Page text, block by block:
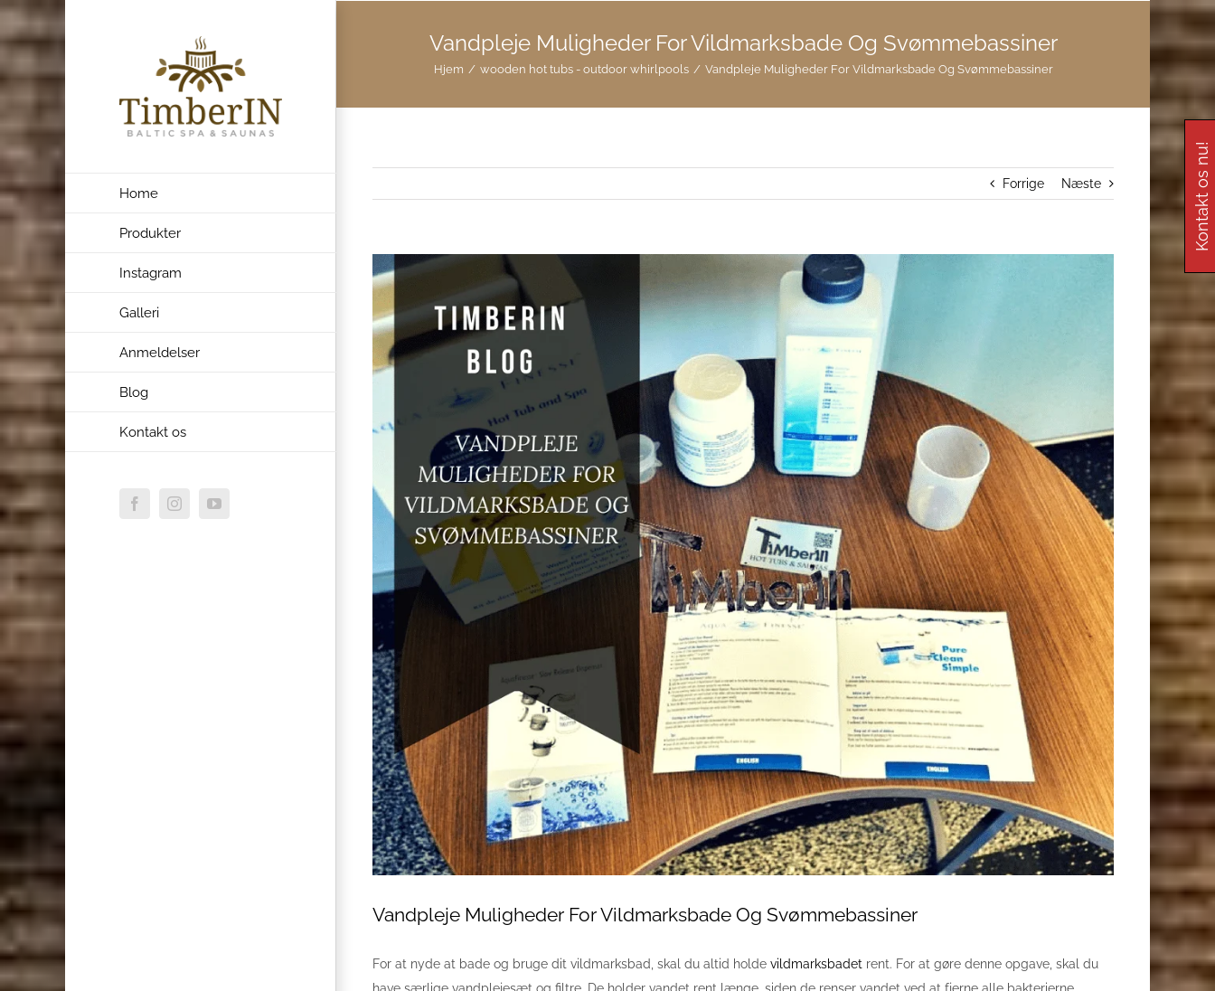
Skip
to
Home
Produkter
Instagram
Galleri
Anmeldelser
Blog
Kontakt os
FacebookInstagramYouTube
Vandpleje Muligheder For Vildmarksbade Og Svømmebassiner
Hjem / wooden hot tubs - outdoor whirlpools / Vandpleje Muligheder For Vildmarksbade Og Svømmebassiner
Forrige Næste
større
billede
Vandpleje Muligheder For Vildmarksbade Og Svømmebassiner
For at nyde at bade og bruge dit vildmarksbad, skal du altid holde vildmarksbadet rent. For at gøre denne opgave, skal du
Kontakt os nu!